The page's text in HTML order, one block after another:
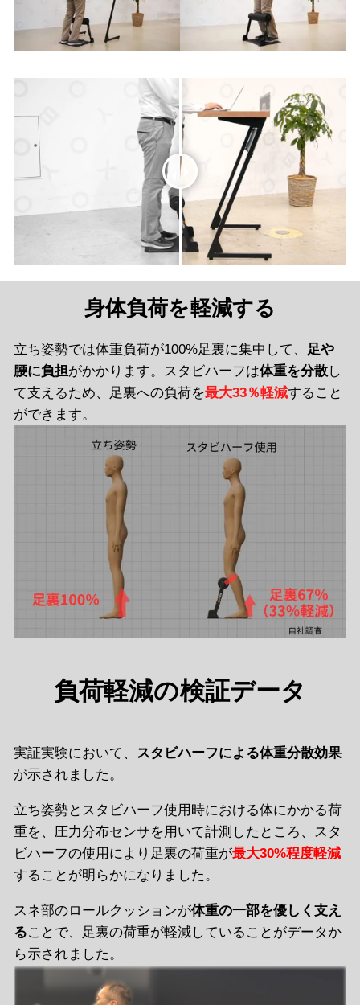
身体負荷を軽減する
立ち姿勢では体重負荷が100%足裏に集中して、 足や
腰に負担がかかります。スタビハーフは体重を分散し
て支えるため、足裏への負荷を最大33％軽減すること
ができます。
負荷軽減の検証データ
実証実験において、 スタビハーフによる体重分散効果
が示されました。
立ち姿勢とスタビハーフ使用時における体にかかる荷
重を、圧力分布センサを用いて計測したところ、スタ
ビハーフの使用により足裏の荷重が最大30%程度軽減
することが明らかになりました。
スネ部のロールクッションが体重の一部を優しく支え
ることで、足裏の荷重が軽減していることがデータか
ら示されました。